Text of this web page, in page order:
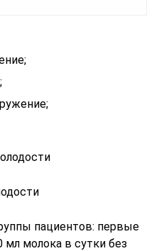
пациентов: первые
мл молока в сутки без